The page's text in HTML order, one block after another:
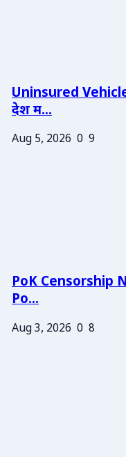
Uninsured
देश म...
Aug 5, 2026 0 9
PoK Censorship
Po...
Aug 3, 2026 0 8